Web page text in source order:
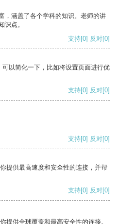
，涵盖了各个学科的知识。老师的讲
识点。
支持[0] 反对[0]
以简化一下，比如将设置页面进行优
支持[0] 反对[0]
支持[0] 反对[0]
提供最高速度和安全性的连接，并帮
支持[0] 反对[0]
提供全球覆盖和最高安全性的连接。